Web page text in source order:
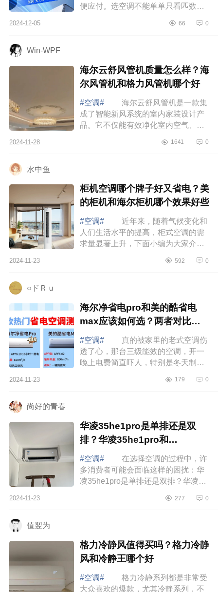
便应付。选空调不能单单只看匹数，
大家介绍下奥克斯御风是双排还是单
2024-12-05 66 0
Win-WPF
海尔云舒风管机质量怎么样？海
尔风管机和格力风管机哪个好
#空调#
海尔云舒风管机是一款集
成了智能新风系统的室内家装设计产
品。它不仅能有效净化室内空气、通
节，满足您对室内空气质量的高要
2024-11-28 1641 0
水中鱼
柜机空调哪个牌子好又省电？美
的柜机和海尔柜机哪个效果好些
#空调#
近年来，随着气候变化和
人们生活水平的提高，柜式空调的需
求量显著上升，下面小编为大家介绍
柜机和海尔柜机哪个效果好些 柜
2024-11-23 592 0
○ドＲｕ
海尔净省电pro和美的酷省电
max应该如何选？两者对比哪
款好
#空调#
真的被家里的老式空调伤
透了心，那台三级能效的空调，开一
晚上电费简直吓人，特别是冬天制热
有了被这老式空调“背刺”的经历，我...
2024-11-23 179 0
尚好的青春
华凌35he1pro是单排还是双
排？华凌35he1pro和
n8he1pro区别
#空调#
在选择空调的过程中，许
多消费者可能会面临这样的困扰：华
凌35he1pro是单排还是双排？华凌
35he1pro和n8he1pro区别 华凌
2024-11-23 277 0
值翌为
格力冷静风值得买吗？格力冷静
风和冷静王哪个好
#空调#
格力冷静系列都是非常受
大众喜欢的爆款，尤其冷静系列，不